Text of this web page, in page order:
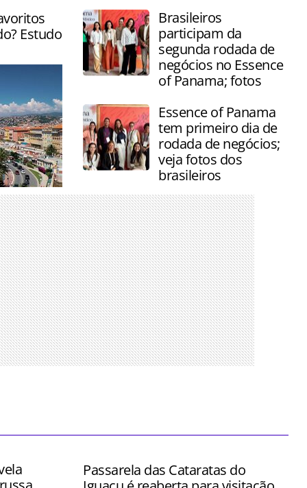
Estudo
para
mais
Brasileiros
participam da
segunda rodada de
negócios no Essence
of Panama; fotos
Essence of Panama
tem primeiro dia de
rodada de negócios;
veja fotos dos
brasileiros
Passarela das Cataratas do